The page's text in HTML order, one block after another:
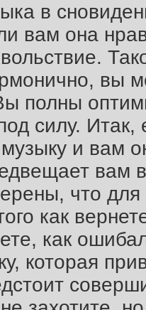
в
вам она
вы
полны
силу.
и вам
вам
что
как
как
которая